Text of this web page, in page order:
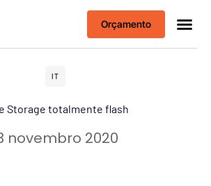
Orçamento
IT
Storage totalmente flash
novembro 2020